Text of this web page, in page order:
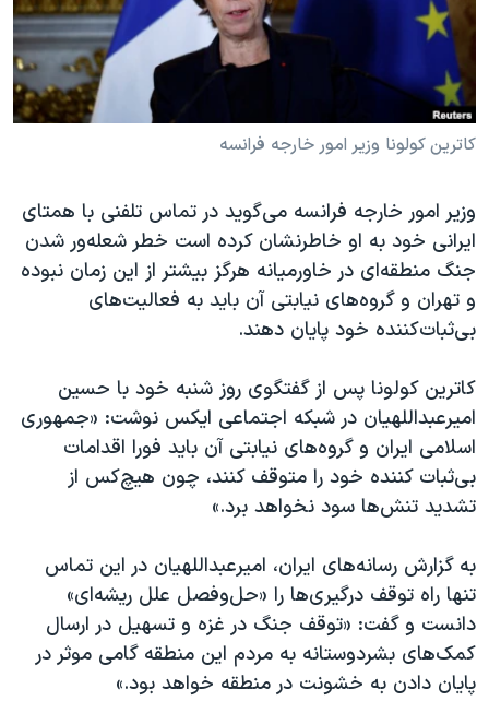
فرهنگ و زندگی
اقتصادی
علم و فناوری
گالری عکس
آرشیو پخش زنده
مستندها
انتخابات ریاست جمهوری آمریکا ۲۰۲۴
حمله جمهوری اسلامی به اسرائیل
رمز مهسا
اعتراضات زن، زندگی، آزادی
مجموعه مستندهای دادخواهی
تریبونال مردمی آبان ۹۸
دادگاه حمید نوری
چهل سال گروگان‌گیری
قانون شفافیت دارائی کادر رهبری ایران
اعتراضات مردمی آبان ۹۸
اسرائیل در جنگ
همایش محافظه‌کاران آمریکا «سی‌پک»
صفحه‌های ویژه
سفر پرزیدنت ترامپ به چین
دنبال کنید
کاترین کولونا وزیر امور خارجه فرانسه
وزیر امور خارجه فرانسه می‌گوید در تماس تلفنی با همتای
ایرانی خود به او خاطرنشان کرده است خطر شعله‌ور شدن
جنگ منطقه‌ای در خاورمیانه هرگز بیشتر از این زمان نبوده
و تهران و گروه‌های نیابتی آن باید به فعالیت‌های
بی‌ثبات‌کننده خود پایان دهند.
کاترین کولونا پس از گفتگوی روز شنبه خود با حسین
امیرعبداللهیان در شبکه اجتماعی ایکس نوشت: «جمهوری
اسلامی ایران و گروه‌های نیابتی آن باید فورا اقدامات
بی‌ثبات کننده خود را متوقف کنند، چون هیچ‌کس از
تشدید تنش‌ها سود نخواهد برد.»
به گزارش رسانه‌های ایران، امیرعبداللهیان در این تماس
تنها راه توقف درگیری‌ها را «حل‌و‌فصل علل ریشه‌ای»
دانست و گفت: «توقف جنگ در غزه و تسهیل در ارسال
کمک‌های بشردوستانه به مردم این منطقه گامی موثر در
پایان دادن به خشونت در منطقه خواهد بود.»